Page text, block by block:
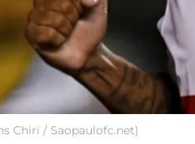
Chiri / Saopaulofc.net)